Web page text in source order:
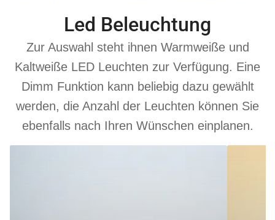
Led Beleuchtung
Zur Auswahl steht ihnen Warmweiße und
Kaltweiße LED Leuchten zur Verfügung. Eine
Dimm Funktion kann beliebig dazu gewählt
werden, die Anzahl der Leuchten können Sie
ebenfalls nach Ihren Wünschen einplanen.